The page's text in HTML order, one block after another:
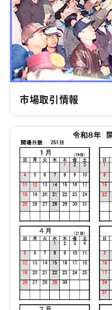
市場取引情報